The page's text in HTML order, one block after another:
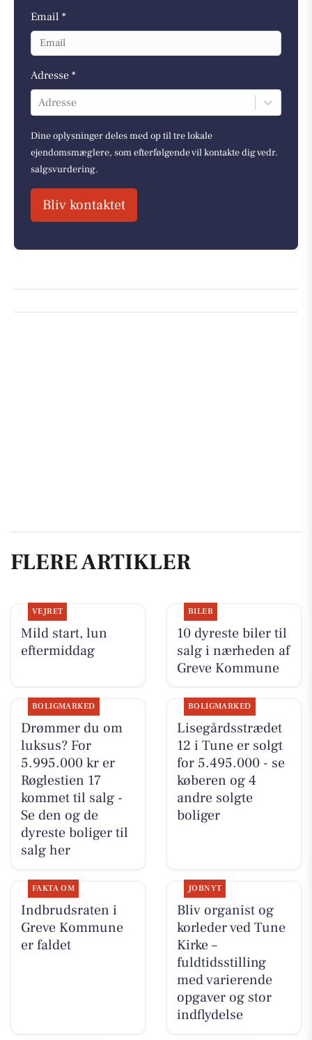
Email *
Adresse *
Adresse
Dine oplysninger deles med op til tre lokale
ejendomsmæglere, som efterfølgende vil kontakte dig vedr.
salgsvurdering.
Bliv kontaktet
FLERE ARTIKLER
VEJRET
Mild start, lun
eftermiddag
BILER
10 dyreste biler til
salg i nærheden af
Greve Kommune
BOLIGMARKED
Drømmer du om
luksus? For
5.995.000 kr er
Røglestien 17
kommet til salg -
Se den og de
dyreste boliger til
salg her
BOLIGMARKED
Lisegårdsstrædet
12 i Tune er solgt
for 5.495.000 - se
køberen og 4
andre solgte
boliger
FAKTA OM
Indbrudsraten i
Greve Kommune
er faldet
JOBNYT
Bliv organist og
korleder ved Tune
Kirke –
fuldtidsstilling
med varierende
opgaver og stor
indflydelse